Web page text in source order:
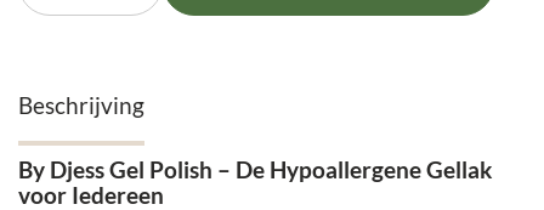
Beschrijving
By Djess Gel Polish – De Hypoallergene Gellak
voor Iedereen